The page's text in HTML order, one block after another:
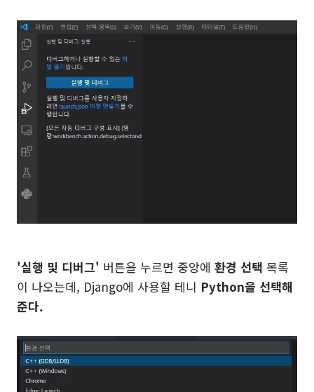
'실행 및 디버그' 버튼을 누르면 중앙에 환경 선택 목록
이 나오는데, Django에 사용할 테니 Python을 선택해
준다.